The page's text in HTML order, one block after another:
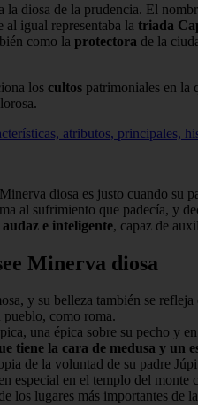
la diosa de la prudencia. El
al igual representaba la triada
como la protectora de la
los cultos patrimoniales en la
atributos, principales,
diosa es justo cuando su
al sufrimiento que padecía, y
audaz e inteligente, capaz de
Minerva diosa
y su belleza también se
pueblo, como roma.
una épica sobre su pecho y
tiene la cara de medusa y un
de la voluntad de su padre
especial en el templo del monte
los lugares más importantes de